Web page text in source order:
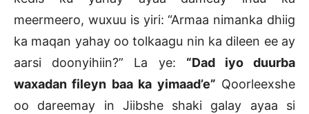
meermeero, wuxuu is yiri: “Armaa nimanka dhiig
ka maqan yahay oo tolkaagu nin ka dileen ee ay
aarsi doonyihiin?” La ye: “Dad iyo duurba
waxadan fileyn baa ka yimaad’e” Qoorleexshe
oo dareemay in Jiibshe shaki galay ayaa si